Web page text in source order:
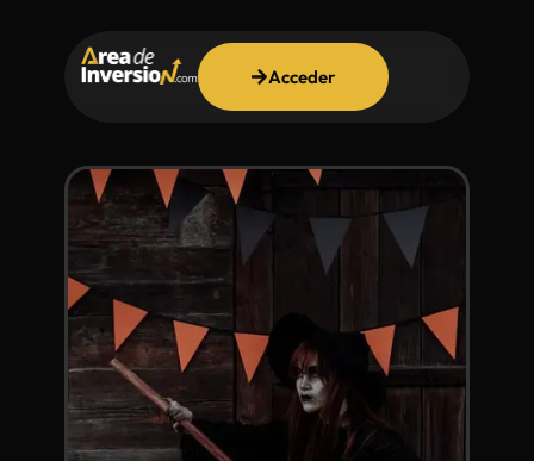
Acceder